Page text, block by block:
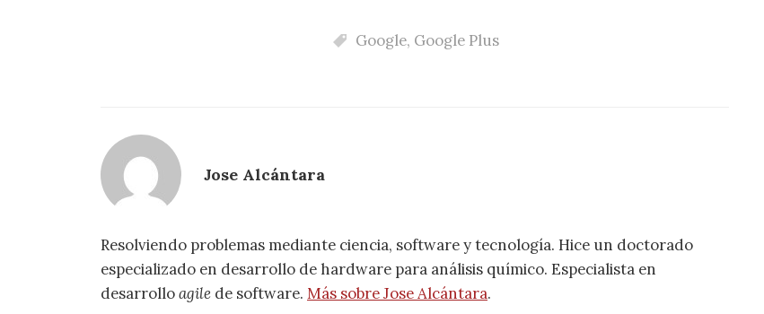
Google, Google Plus
Jose Alcántara
Resolviendo problemas mediante ciencia, software y tecnología. Hice un doctorado
especializado en desarrollo de hardware para análisis químico. Especialista en
desarrolloagile de software. Más sobre Jose Alcántara.